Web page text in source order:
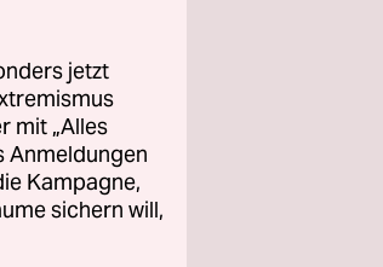
jetzt
mit „Alles
Anmeldungen
Kampagne,
sichern will,